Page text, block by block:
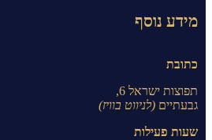
מידע נוסף
כתובת
תפוצות ישראל 6,
גבעתיים (לניווט בוויז)
שעות פעילות